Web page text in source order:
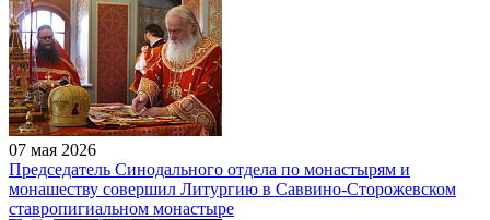
07 мая 2026
Председатель Синодального отдела по монастырям и
монашеству совершил Литургию в Саввино-Сторожевском
ставропигиальном монастыре